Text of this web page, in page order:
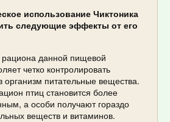
использование Чиктоника
следующие эффекты от его
данной пищевой
четко контролировать
питательные вещества.
птиц становится более
а особи получают гораздо
веществ и витаминов.